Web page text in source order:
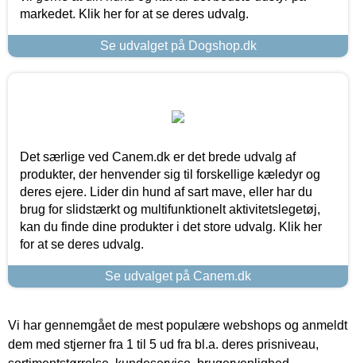
markedet. Klik her for at se deres udvalg.
Se udvalget på Dogshop.dk
Det særlige ved Canem.dk er det brede udvalg af
produkter, der henvender sig til forskellige kæledyr og
deres ejere. Lider din hund af sart mave, eller har du
brug for slidstærkt og multifunktionelt aktivitetslegetøj,
kan du finde dine produkter i det store udvalg. Klik her
for at se deres udvalg.
Se udvalget på Canem.dk
Vi har gennemgået de mest populære webshops og anmeldt
dem med stjerner fra 1 til 5 ud fra bl.a. deres prisniveau,